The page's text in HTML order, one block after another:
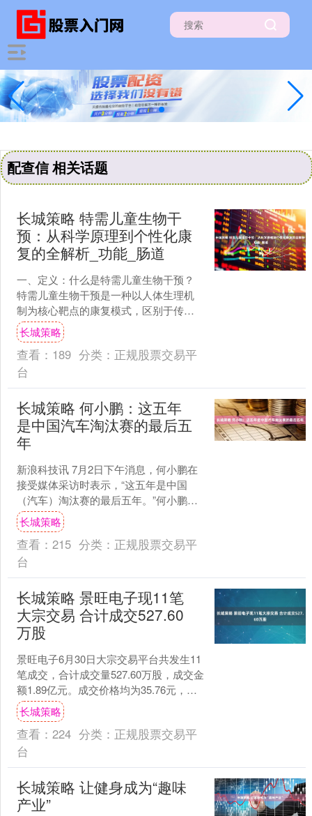
配查信 相关话题
长城策略 特需儿童生物干
预：从科学原理到个性化康
复的全解析_功能_肠道
一、定义：什么是特需儿童生物干预？
特需儿童生物干预是一种以人体生理机
制为核心靶点的康复模式，区别于传统
行为训练或药物治疗，它通过调节生物
节律、营养代谢、神经递....
长城策略
查看： 189 分类： 正规股票交易平
台
长城策略 何小鹏：这五年
是中国汽车淘汰赛的最后五
年
新浪科技讯 7月2日下午消息，何小鹏在
接受媒体采访时表示，“这五年是中国
（汽车）淘汰赛的最后五年。”何小鹏表
示，在AI时代，高算力的芯片是未来大家
功能、性能、安....
长城策略
查看： 215 分类： 正规股票交易平
台
长城策略 景旺电子现11笔
大宗交易 合计成交527.60
万股
景旺电子6月30日大宗交易平台共发生11
笔成交，合计成交量527.60万股，成交金
额1.89亿元。成交价格均为35.76元，相
对今日收盘价折价14.53%。从参....
长城策略
查看： 224 分类： 正规股票交易平
台
长城策略 让健身成为“趣味
产业”